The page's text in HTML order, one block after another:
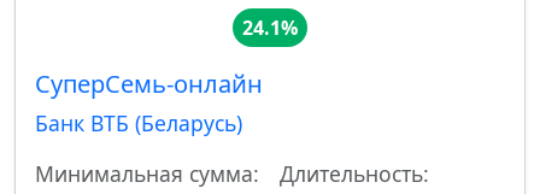
24.1%
СуперСемь-онлайн
Банк ВТБ (Беларусь)
Минимальная сумма:
Длительность: